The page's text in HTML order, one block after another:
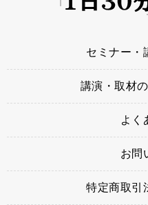
セミナー・
講演・取材
よく
お問
特定商取引